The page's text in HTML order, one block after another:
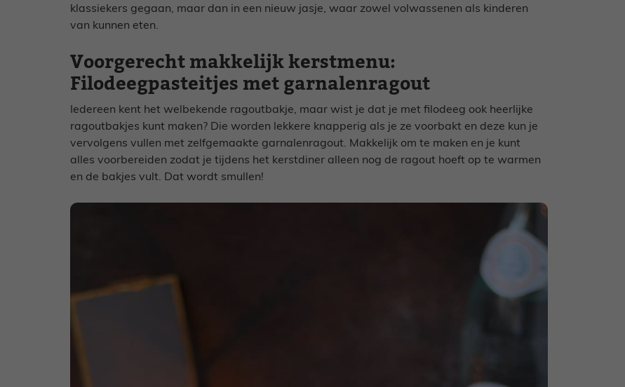
klassiekers gegaan, maar dan in een nieuw jasje, waar zowel volwassenen als kinderen
van kunnen eten.
Voorgerecht makkelijk kerstmenu:
Filodeegpasteitjes met garnalenragout
Iedereen kent het welbekende ragoutbakje, maar wist je dat je met filodeeg ook heerlijke
ragoutbakjes kunt maken? Die worden lekkere knapperig als je ze voorbakt en deze kun je
vervolgens vullen met zelfgemaakte garnalenragout. Makkelijk om te maken en je kunt
alles voorbereiden zodat je tijdens het kerstdiner alleen nog de ragout hoeft op te warmen
en de bakjes vult. Dat wordt smullen!